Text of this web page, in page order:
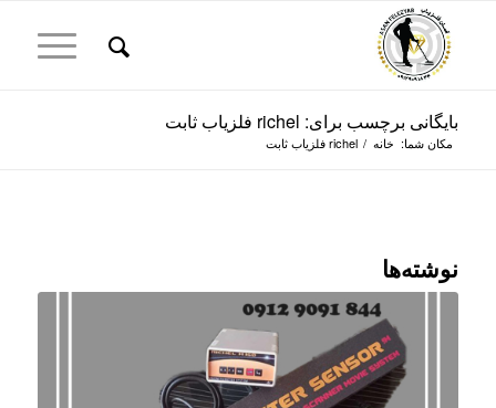
بایگانی برچسب برای: richel فلزیاب ثابت
مکان شما: خانه / richel فلزیاب ثابت
نوشته‌ها